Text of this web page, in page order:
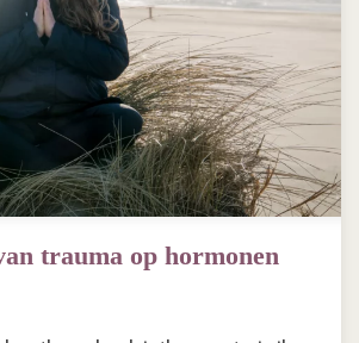
trauma op hormonen